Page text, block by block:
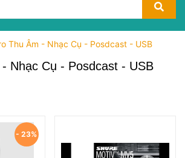
Thu Âm - Nhạc Cụ - Posdcast - USB
Nhạc Cụ - Posdcast - USB
- 23%